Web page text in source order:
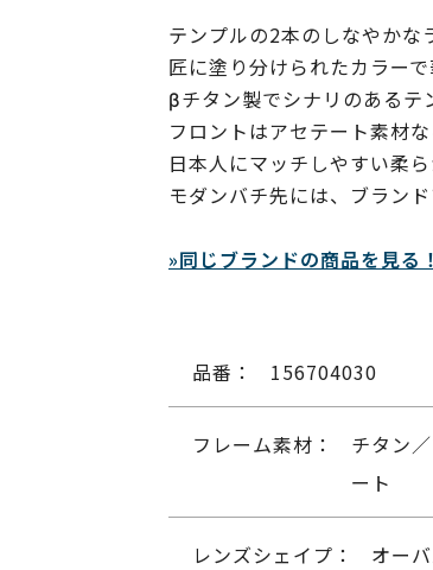
テンプルの2本のしなやかな
匠に塗り分けられたカラーで
βチタン製でシナリのあるテ
フロントはアセテート素材
日本人にマッチしやすい柔
モダンバチ先には、ブラン
»同じブランドの商品を見る！
品番： 156704030
フレーム素材：
チタン
ート
レンズシェイプ： オー